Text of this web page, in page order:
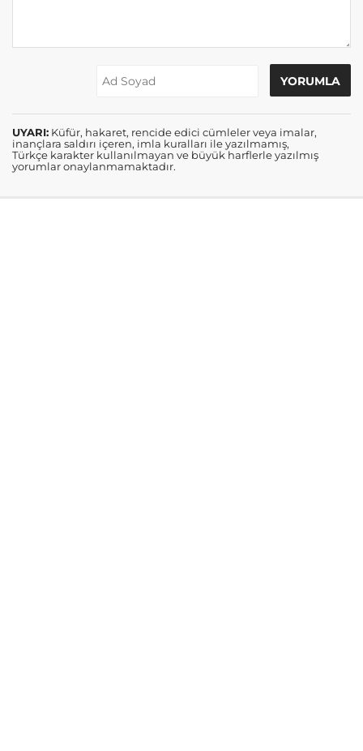
UYARI: Küfür, hakaret, rencide edici cümleler veya imalar,
inançlara saldırı içeren, imla kuralları ile yazılmamış,
Türkçe karakter kullanılmayan ve büyük harflerle yazılmış
yorumlar onaylanmamaktadır.